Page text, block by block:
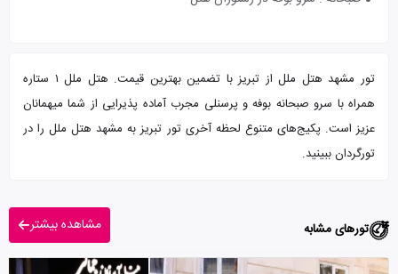
تور مشهد هتل ملل از تبریز با تضمین بهترین قیمت. هتل ملل ۱ ستاره
همراه با سرو صبحانه بوفه و پرسنلی مجرب آماده پذیرایی از شما میهمانان
عزیز است. پکیج‌های متنوع لحظه آخری تور تبریز به مشهد هتل ملل را در
تورگردان ببینید.
تورهای مشابه مشاهده بیشتر